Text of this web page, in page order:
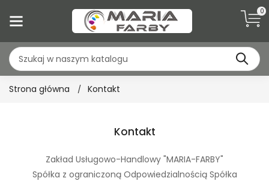
0
Strona główna Kontakt
Kontakt
Zakład Usługowo-Handlowy "MARIA-FARBY"
Spółka z ograniczoną Odpowiedzialnością Spółka